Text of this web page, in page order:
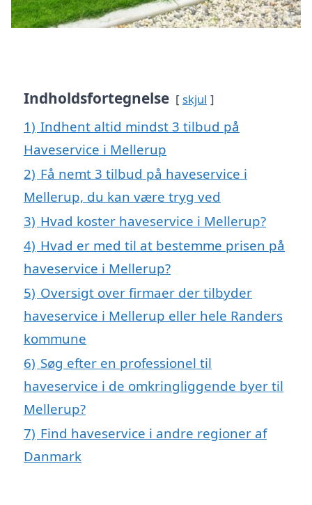
Indholdsfortegnelse skjul
1) Indhent altid mindst 3 tilbud på
Haveservice i Mellerup
2) Få nemt 3 tilbud på haveservice i
Mellerup, du kan være tryg ved
3) Hvad koster haveservice i Mellerup?
4) Hvad er med til at bestemme prisen på
haveservice i Mellerup?
5) Oversigt over firmaer der tilbyder
haveservice i Mellerup eller hele Randers
kommune
6) Søg efter en professionel til
haveservice i de omkringliggende byer til
Mellerup?
7) Find haveservice i andre regioner af
Danmark